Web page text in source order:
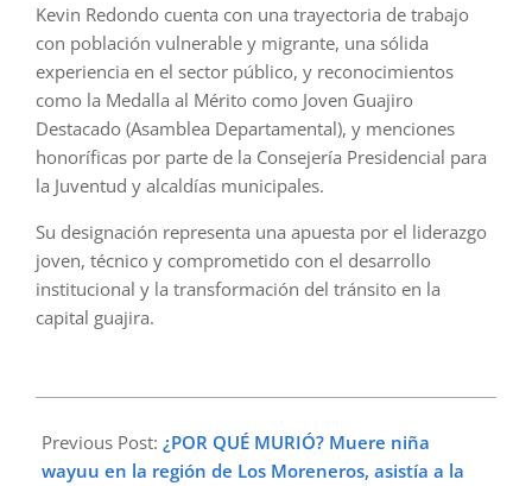
Kevin Redondo cuenta con una trayectoria de trabajo
con población vulnerable y migrante, una sólida
experiencia en el sector público, y reconocimientos
como la Medalla al Mérito como Joven Guajiro
Destacado (Asamblea Departamental), y menciones
honoríficas por parte de la Consejería Presidencial para
la Juventud y alcaldías municipales.
Su designación representa una apuesta por el liderazgo
joven, técnico y comprometido con el desarrollo
institucional y la transformación del tránsito en la
capital guajira.
06-
09
Previous Post: ¿POR QUÉ MURIÓ? Muere niña
wayuu en la región de Los Moreneros, asistía a la